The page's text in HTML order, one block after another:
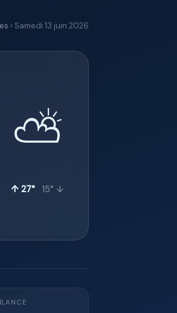
› Samedi 13 juin 2026
⛅
↑ 27° 15° ↓